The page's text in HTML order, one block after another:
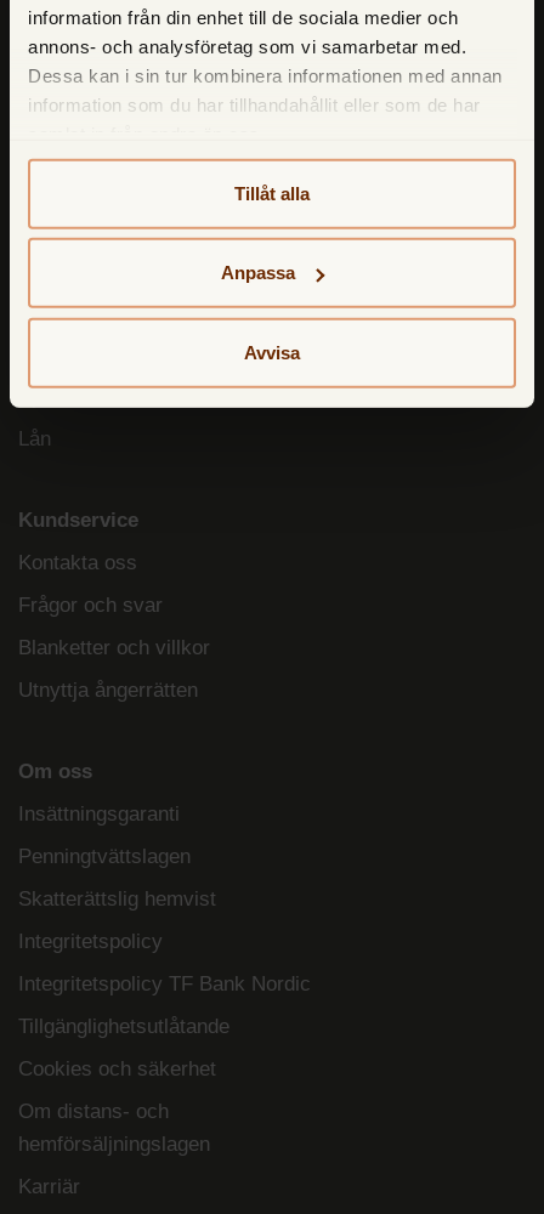
information från din enhet till de sociala medier och
annons- och analysföretag som vi samarbetar med.
Dessa kan i sin tur kombinera informationen med annan
information som du har tillhandahållit eller som de har
Tillåt alla
Anpassa
Avvisa
Telefon:033-722 35 00
Epostadress:info@tfbank.se
TF Bank Nordic AB
Telefon:033-722 35 10
info@tfbank.se
Sparkonto
Lån
Kundservice
Kontakta oss
Frågor och svar
Blanketter och villkor
Utnyttja ångerrätten
Om oss
Insättningsgaranti
Penningtvättslagen
Skatterättslig hemvist
Integritetspolicy
Integritetspolicy TF Bank Nordic
Tillgänglighetsutlåtande
Cookies och säkerhet
Om distans- och
hemförsäljningslagen
Karriär